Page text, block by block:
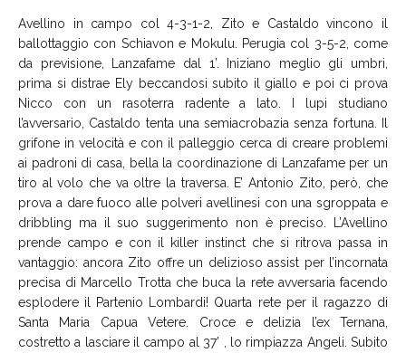
Avellino in campo col 4-3-1-2, Zito e Castaldo vincono il
ballottaggio con Schiavon e Mokulu. Perugia col 3-5-2, come
da previsione, Lanzafame dal 1’. Iniziano meglio gli umbri,
prima si distrae Ely beccandosi subito il giallo e poi ci prova
Nicco con un rasoterra radente a lato. I lupi studiano
l’avversario, Castaldo tenta una semiacrobazia senza fortuna. Il
grifone in velocità e con il palleggio cerca di creare problemi
ai padroni di casa, bella la coordinazione di Lanzafame per un
tiro al volo che va oltre la traversa. E’ Antonio Zito, però, che
prova a dare fuoco alle polveri avellinesi con una sgroppata e
dribbling ma il suo suggerimento non è preciso. L’Avellino
prende campo e con il killer instinct che si ritrova passa in
vantaggio: ancora Zito offre un delizioso assist per l’incornata
precisa di Marcello Trotta che buca la rete avversaria facendo
esplodere il Partenio Lombardi! Quarta rete per il ragazzo di
Santa Maria Capua Vetere. Croce e delizia l’ex Ternana,
costretto a lasciare il campo al 37’ , lo rimpiazza Angeli. Subito